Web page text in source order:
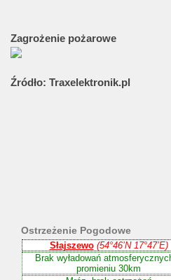
Zagrożenie pożarowe
Źródło: Traxelektronik.pl
Ostrzeżenie Pogodowe